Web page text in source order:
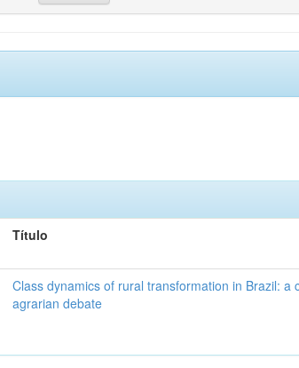
Título
Class dynamics of rural transformation in Brazil: a
agrarian debate